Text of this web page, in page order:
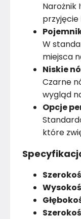
Narożnik
przyjęcie
W
miejsca
Niskie
Czarne
wygląd
Opcje
które